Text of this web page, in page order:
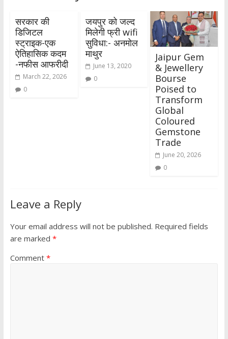
सरकार की
डिजिटल
स्ट्राइक-एक
ऐतिहासिक कदम
-नफीस आफरीदी
March 22, 2026
0
जयपुर को जल्द
मिलेगी फ्री wifi
सुविधा:- अनमोल
माथुर
June 13, 2020
0
Jaipur Gem
& Jewellery
Bourse
Poised to
Transform
Global
Coloured
Gemstone
Trade
June 20, 2026
0
Leave a Reply
Your email address will not be published. Required fields
are marked *
Comment *